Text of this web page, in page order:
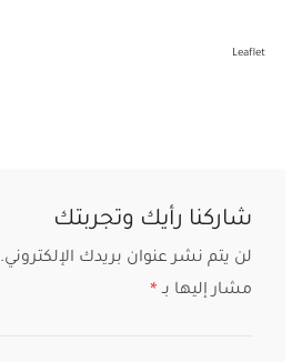
Leaflet
شاركنا رأيك وتجربتك
لن يتم نشر عنوان بريدك الإلكتروني.
مشار إليها بـ *